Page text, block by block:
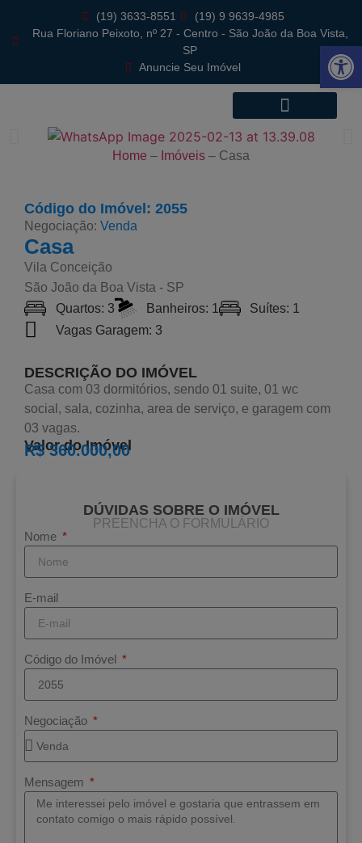
Abrir
(19) 3633-8551
(19) 9 9639-4985
Rua Floriano Peixoto, nº 27 - Centro - São João da Boa Vista,
SP
Anuncie Seu Imóvel
Home – Imóveis – Casa
Código do Imóvel: 2055
Negociação: Venda
Casa
Vila Conceição
São João da Boa Vista - SP
Quartos: 3
Banheiros: 1
Suítes: 1
Vagas Garagem: 3
DESCRIÇÃO DO IMÓVEL
Casa com 03 dormitórios, sendo 01 suite, 01 wc
social, sala, cozinha, area de serviço, e garagem com
03 vagas.
Valor do Imóvel
R$ 360.000,00
DÚVIDAS SOBRE O IMÓVEL
PREENCHA O FORMULÁRIO
Nome
E-mail
Código do Imóvel
Negociação
Mensagem